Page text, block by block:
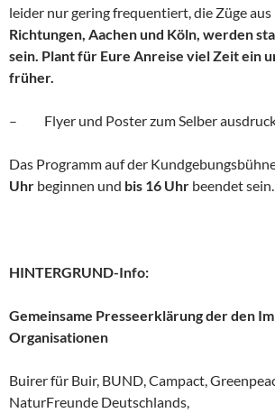
leider nur gering frequentiert, die Züge aus
Richtungen, Aachen und Köln, werden
sein. Plant für Eure Anreise viel Zeit ein
früher.
– Flyer und Poster zum Selber
Das Programm auf der
Uhr beginnen und bis 16 Uhr beendet sein.
HINTERGRUND-Info:
Gemeinsame Presseerklärung der den
Organisationen
Buirer für Buir, BUND, Campact,
NaturFreunde Deutschlands,